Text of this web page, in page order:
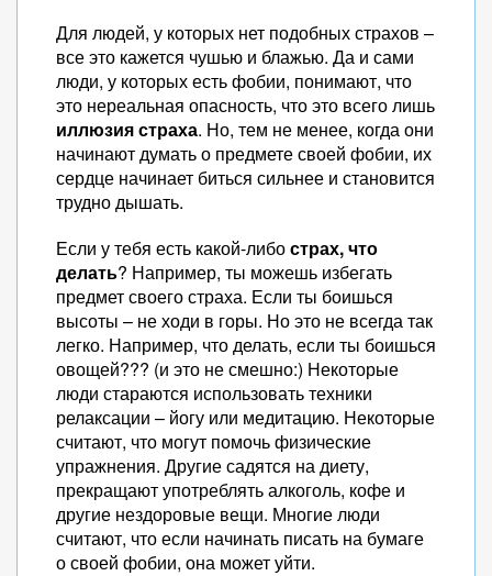
Для людей, у которых нет подобных страхов –
все это кажется чушью и блажью. Да и сами
люди, у которых есть фобии, понимают, что
это нереальная опасность, что это всего лишь
иллюзия страха. Но, тем не менее, когда они
начинают думать о предмете своей фобии, их
сердце начинает биться сильнее и становится
трудно дышать.
Если у тебя есть какой-либострах, что
делать? Например, ты можешь избегать
предмет своего страха. Если ты боишься
высоты – не ходи в горы. Но это не всегда так
легко. Например, что делать, если ты боишься
овощей??? (и это не смешно:) Некоторые
люди стараются использовать техники
релаксации – йогу или медитацию. Некоторые
считают, что могут помочь физические
упражнения. Другие садятся на диету,
прекращают употреблять алкоголь, кофе и
другие нездоровые вещи. Многие люди
считают, что если начинать писать на бумаге
о своей фобии, она может уйти.